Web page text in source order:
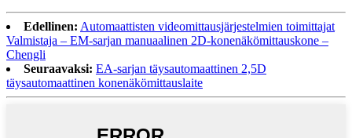
Edellinen: Automaattisten videomittausjärjestelmien toimittajat
Valmistaja – EM-sarjan manuaalinen 2D-konenäkömittauskone –
Chengli
Seuraavaksi: EA-sarjan täysautomaattinen 2,5D
täysautomaattinen konenäkömittauslaite